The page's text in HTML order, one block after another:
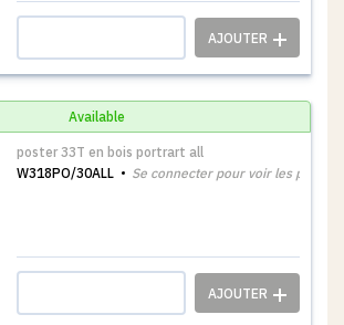
Available
poster 33T en bois portrart all
W318PO/30ALL
Se connecter pour voir les prix